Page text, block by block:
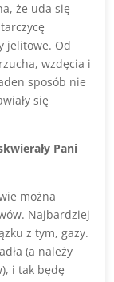
że uda się
jelitowe. Od
wzdęcia i
sposób nie
się
Pani
można
Najbardziej
z tym, gazy.
(a należy
i tak będę